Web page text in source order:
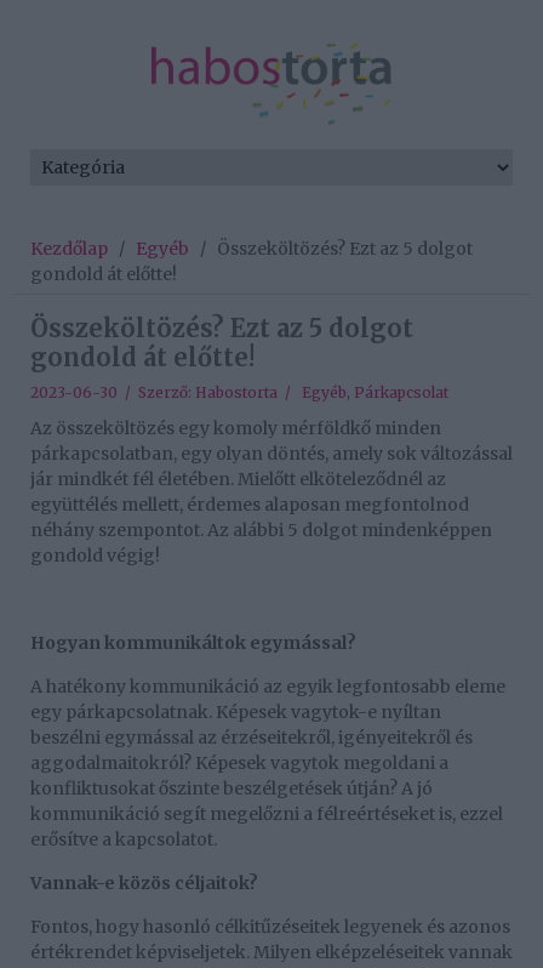
Kezdőlap / Egyéb / Összeköltözés? Ezt az 5 dolgot
gondold át előtte!
Összeköltözés? Ezt az 5 dolgot
gondold át előtte!
2023-06-30 / Szerző: Habostorta / Egyéb, Párkapcsolat
Az összeköltözés egy komoly mérföldkő minden
párkapcsolatban, egy olyan döntés, amely sok változással
jár mindkét fél életében. Mielőtt elköteleződnél az
együttélés mellett, érdemes alaposan megfontolnod
néhány szempontot. Az alábbi 5 dolgot mindenképpen
gondold végig!
Hogyan kommunikáltok egymással?
A hatékony kommunikáció az egyik legfontosabb eleme
egy párkapcsolatnak. Képesek vagytok-e nyíltan
beszélni egymással az érzéseitekről, igényeitekről és
aggodalmaitokról? Képesek vagytok megoldani a
konfliktusokat őszinte beszélgetések útján? A jó
kommunikáció segít megelőzni a félreértéseket is, ezzel
erősítve a kapcsolatot.
Vannak-e közös céljaitok?
Fontos, hogy hasonló célkitűzéseitek legyenek és azonos
értékrendet képviseljetek. Milyen elképzeléseitek vannak